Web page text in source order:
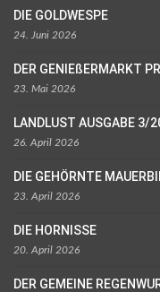
DIE GOLDWESPE
24. Juni 2026
DER GENIEßERMARKT
23. Mai 2026
LANDLUST AUSGABE
26. April 2026
DIE GEHÖRNTE
23. April 2026
DIE HORNISSE
20. April 2026
DER GEMEINE